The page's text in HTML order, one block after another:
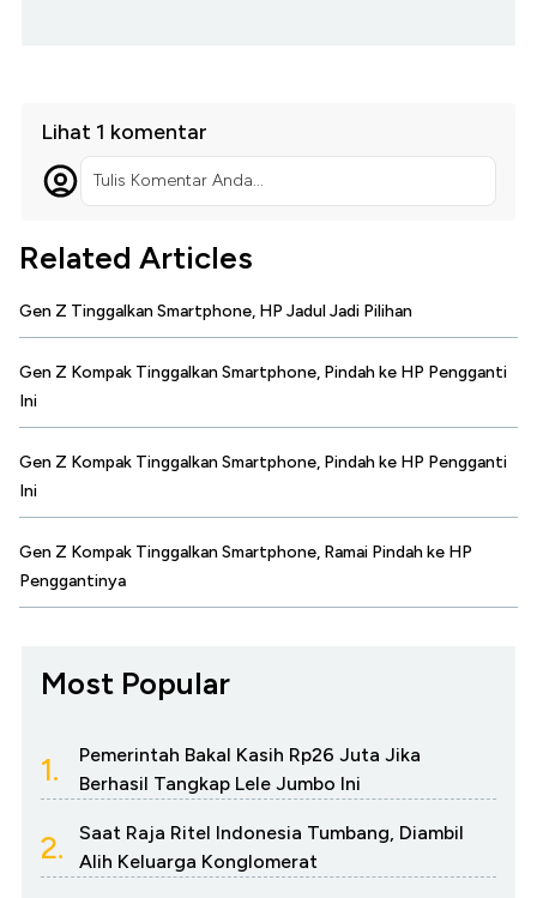
Lihat 1 komentar
Tulis Komentar Anda...
Related Articles
Gen Z Tinggalkan Smartphone, HP Jadul Jadi Pilihan
Gen Z Kompak Tinggalkan Smartphone, Pindah ke HP Pengganti
Ini
Gen Z Kompak Tinggalkan Smartphone, Pindah ke HP Pengganti
Ini
Gen Z Kompak Tinggalkan Smartphone, Ramai Pindah ke HP
Penggantinya
Most Popular
1.
Pemerintah Bakal Kasih Rp26 Juta Jika
Berhasil Tangkap Lele Jumbo Ini
2.
Saat Raja Ritel Indonesia Tumbang, Diambil
Alih Keluarga Konglomerat